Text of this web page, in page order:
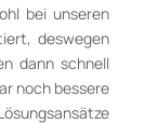
bei unseren
deswegen
dann schnell
noch bessere